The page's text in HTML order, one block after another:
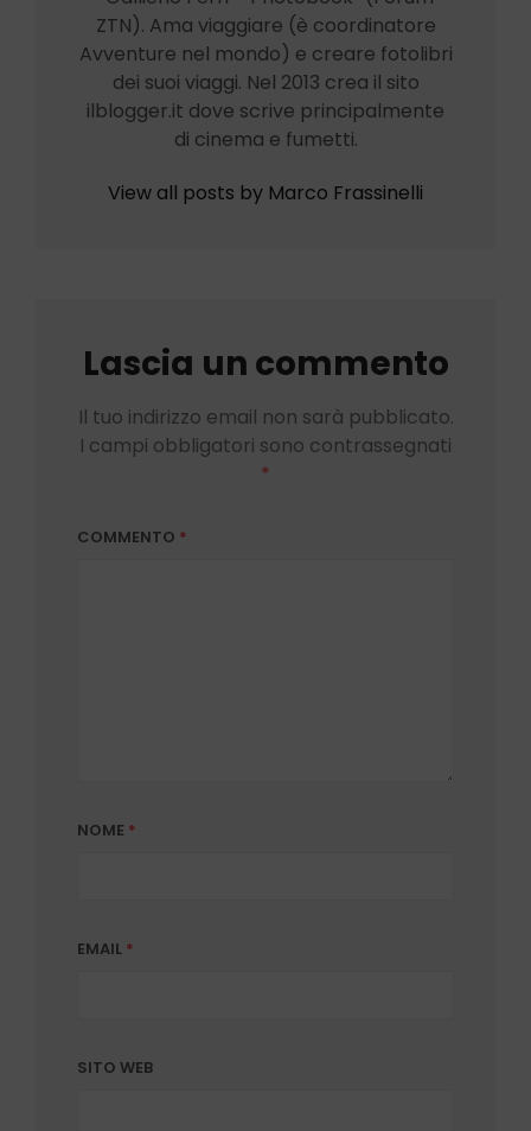
ZTN). Ama viaggiare (è coordinatore
Avventure nel mondo) e creare fotolibri
dei suoi viaggi. Nel 2013 crea il sito
ilblogger.it dove scrive principalmente
di cinema e fumetti.
View all posts by Marco Frassinelli
Lascia un commento
Il tuo indirizzo email non sarà pubblicato.
I campi obbligatori sono contrassegnati
*
COMMENTO *
NOME *
EMAIL *
SITO WEB